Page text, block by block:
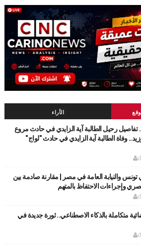
الأراء
رحيل الطالبة آية الزايدي في حادث مروع
وفاة الطالبة آية الزايدي في حادث "لواج"
تونس والنيابة العامة في مصر | مقارنة صادمة بين
وإجراءات الاحتفاظ بالمتهم
متكاملة بالذكاء الاصطناعي.. ثورة جديدة في